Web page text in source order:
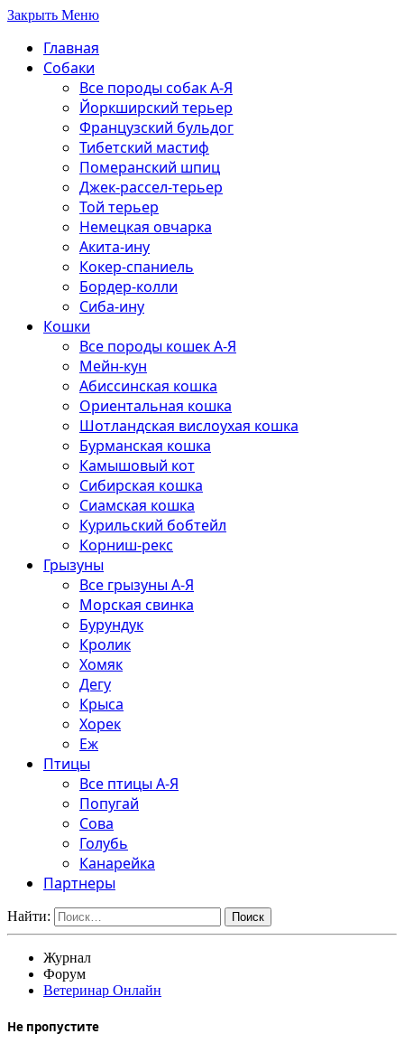
Закрыть Меню
Главная
Собаки
Все породы собак А-Я
Йоркширский терьер
Французский бульдог
Тибетский мастиф
Померанский шпиц
Джек-рассел-терьер
Той терьер
Немецкая овчарка
Акита-ину
Кокер-спаниель
Бордер-колли
Сиба-ину
Кошки
Все породы кошек А-Я
Мейн-кун
Абиссинская кошка
Ориентальная кошка
Шотландская вислоухая кошка
Бурманская кошка
Камышовый кот
Сибирская кошка
Сиамская кошка
Курильский бобтейл
Корниш-рекс
Грызуны
Все грызуны А-Я
Морская свинка
Бурундук
Кролик
Хомяк
Дегу
Крыса
Хорек
Еж
Птицы
Все птицы А-Я
Попугай
Сова
Голубь
Канарейка
Партнеры
Найти:
Журнал
Форум
Ветеринар Онлайн
Не пропустите